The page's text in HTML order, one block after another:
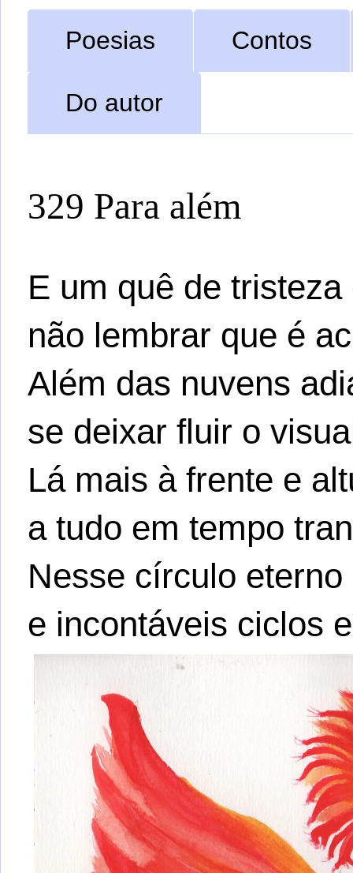
Poesias Contos
Do autor
329 Para além
E um quê de
não lembrar que é
Além das nuvens
se deixar fluir o
Lá mais à frente e
a tudo em tempo
Nesse círculo
e incontáveis ciclos